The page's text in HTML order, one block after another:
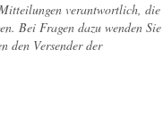
verantwortlich, die
Bei Fragen dazu wenden Sie
den Versender der